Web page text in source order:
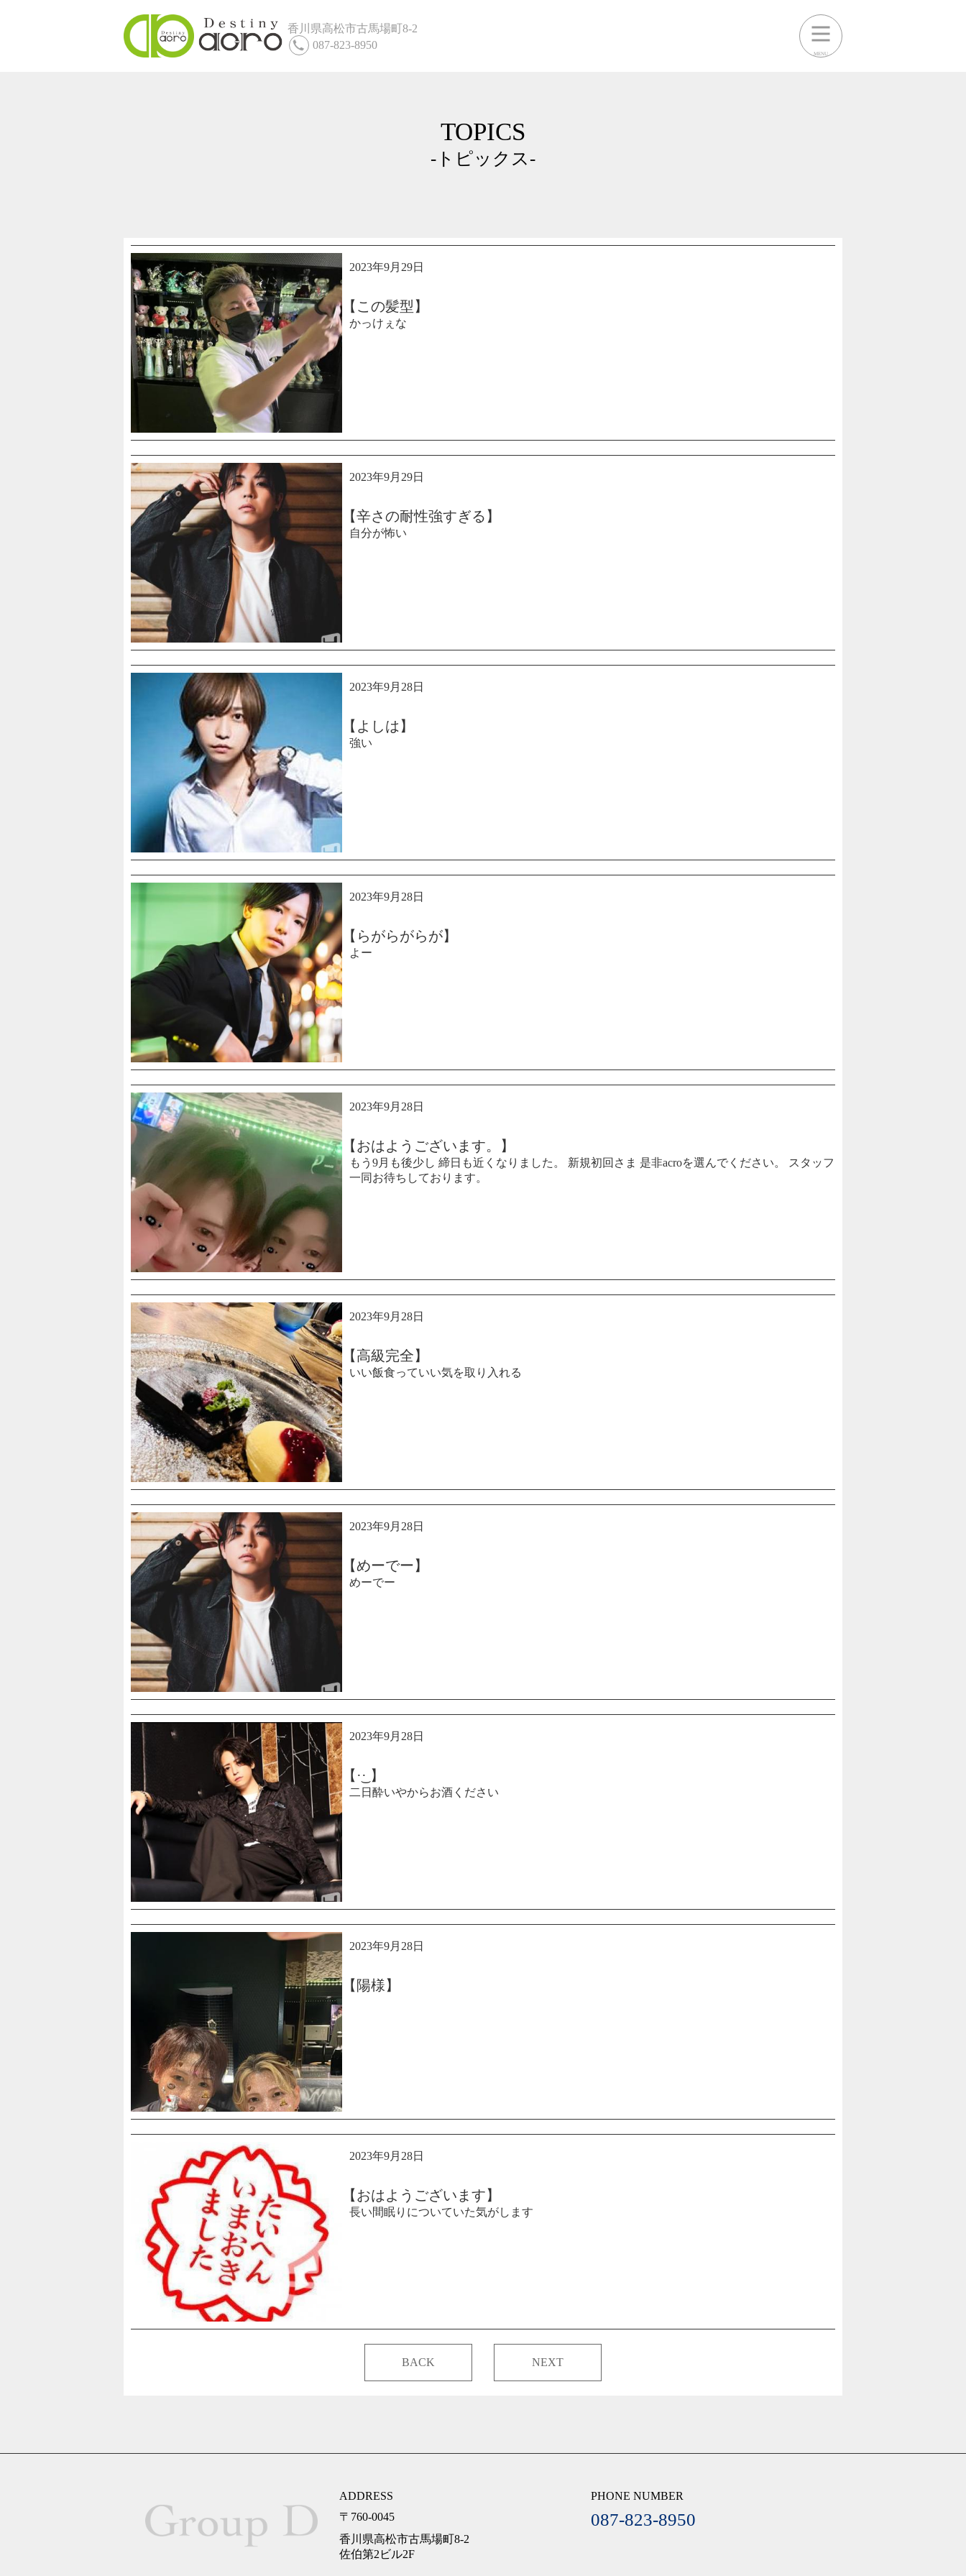
香川県高松市古馬場町8-2
087-823-8950
TOPICS
-トピックス-
2023年9月29日
【この髪型】
かっけぇな
2023年9月29日
【辛さの耐性強すぎる】
自分が怖い
2023年9月28日
【よしは】
強い
2023年9月28日
【らがらがらが】
よー
2023年9月28日
【おはようございます。】
もう9月も後少し 締日も近くなりました。 新規初回さま 是非acroを選んでください。 スタッフ
一同お待ちしております。
2023年9月28日
【高級完全】
いい飯食っていい気を取り入れる
2023年9月28日
【めーでー】
めーでー
2023年9月28日
【·͜· ︎︎】
二日酔いやからお酒ください
2023年9月28日
【陽様】
2023年9月28日
【おはようございます】
長い間眠りについていた気がします
BACK NEXT
ADDRESS
〒760-0045
香川県高松市古馬場町8-2
佐伯第2ビル2F
PHONE NUMBER
087-823-8950